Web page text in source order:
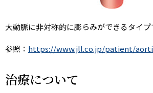
大動脈に非対称的に膨らみができるタイプ
参照： https://www.jll.co.jp/patient/
治療について